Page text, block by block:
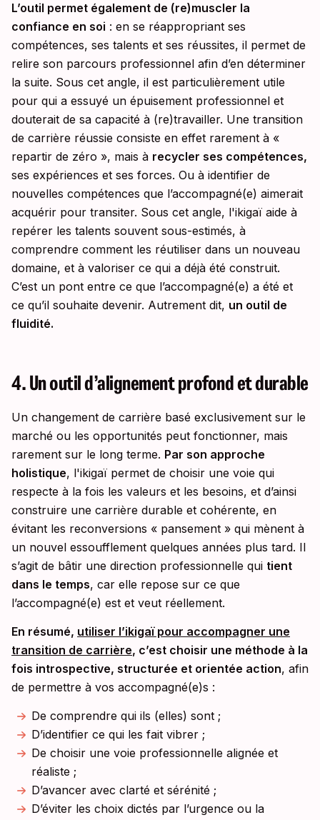
L’outil permet également de (re)muscler la
confiance en soi : en se réappropriant ses
compétences, ses talents et ses réussites, il permet de
relire son parcours professionnel afin d’en déterminer
la suite. Sous cet angle, il est particulièrement utile
pour qui a essuyé un épuisement professionnel et
douterait de sa capacité à (re)travailler. Une transition
de carrière réussie consiste en effet rarement à «
repartir de zéro », mais à recycler ses compétences,
ses expériences et ses forces. Ou à identifier de
nouvelles compétences que l’accompagné(e) aimerait
acquérir pour transiter. Sous cet angle, l'ikigaï aide à
repérer les talents souvent sous-estimés, à
comprendre comment les réutiliser dans un nouveau
domaine, et à valoriser ce qui a déjà été construit.
C’est un pont entre ce que l’accompagné(e) a été et
ce qu’il souhaite devenir. Autrement dit, un outil de
fluidité.
4. Un outil d’alignement profond et durable
Un changement de carrière basé exclusivement sur le
marché ou les opportunités peut fonctionner, mais
rarement sur le long terme. Par son approche
holistique, l'ikigaï permet de choisir une voie qui
respecte à la fois les valeurs et les besoins, et d’ainsi
construire une carrière durable et cohérente, en
évitant les reconversions « pansement » qui mènent à
un nouvel essoufflement quelques années plus tard. Il
s’agit de bâtir une direction professionnelle qui tient
dans le temps, car elle repose sur ce que
l’accompagné(e) est et veut réellement.
En résumé, utiliser l’ikigaï pour accompagner une
transition de carrière, c’est choisir une méthode à la
fois introspective, structurée et orientée action, afin
de permettre à vos accompagné(e)s :
De comprendre qui ils (elles) sont ;
D’identifier ce qui les fait vibrer ;
De choisir une voie professionnelle alignée et
réaliste ;
D’avancer avec clarté et sérénité ;
D’éviter les choix dictés par l’urgence ou la